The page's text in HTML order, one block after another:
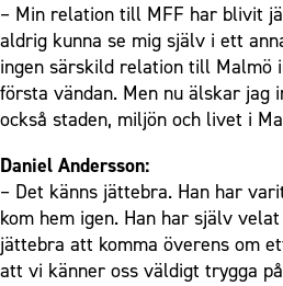
– Min relation till MFF har blivit
aldrig kunna se mig själv i ett
ingen särskild relation till Malmö
första vändan. Men nu älskar jag
också staden, miljön och livet i
Daniel Andersson:
– Det känns jättebra. Han har
kom hem igen. Han har själv
jättebra att komma överens om
att vi känner oss väldigt trygga